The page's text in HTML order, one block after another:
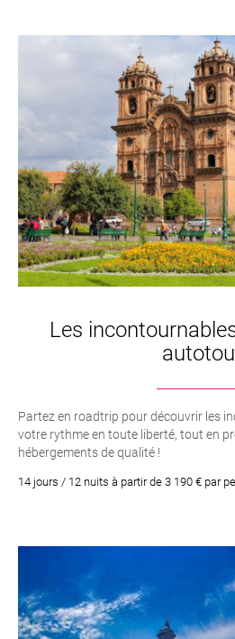
Les
Partez en roadtrip pour découvrir les
votre rythme en toute liberté, tout en
hébergements de qualité !
14 jours / 12 nuits à partir de 3 190 € par